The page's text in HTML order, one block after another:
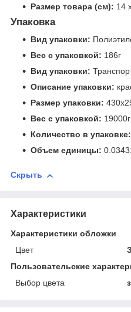
Размер товара (см): 14
Упаковка
Вид упаковки:
Вес с упаковкой: 186г
Вид упаковки:
Описание упаковки:
Размер упаковки:
Вес с упаковкой: 19000г
Количество в упаковке:
Объем единицы:
Скрыть
Характеристики
Характеристики обложки
Цвет
Пользовательские
Выбор цвета